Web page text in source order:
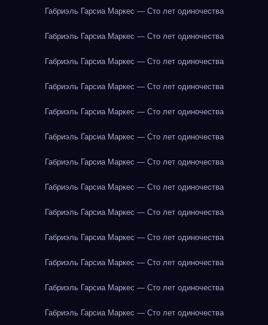
Габриэль Гарсиа Маркес — Сто лет одиночества
Габриэль Гарсиа Маркес — Сто лет одиночества
Габриэль Гарсиа Маркес — Сто лет одиночества
Габриэль Гарсиа Маркес — Сто лет одиночества
Габриэль Гарсиа Маркес — Сто лет одиночества
Габриэль Гарсиа Маркес — Сто лет одиночества
Габриэль Гарсиа Маркес — Сто лет одиночества
Габриэль Гарсиа Маркес — Сто лет одиночества
Габриэль Гарсиа Маркес — Сто лет одиночества
Габриэль Гарсиа Маркес — Сто лет одиночества
Габриэль Гарсиа Маркес — Сто лет одиночества
Габриэль Гарсиа Маркес — Сто лет одиночества
Габриэль Гарсиа Маркес — Сто лет одиночества